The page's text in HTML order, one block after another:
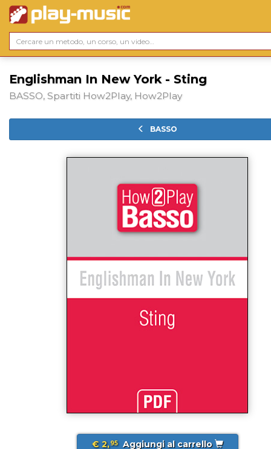
Englishman In New York - Sting
BASSO, Spartiti How2Play, How2Play
BASSO
€ 2,95 Aggiungi al carrello